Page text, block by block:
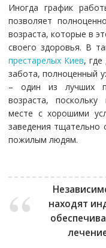
Иногда график
позволяет
возраста, которые в
своего здоровья. В
престарелых Киев,
забота, полноценный
– один из лучших
возраста,
месте с хорошими
заведения тщательно
пожилым людям.
находят